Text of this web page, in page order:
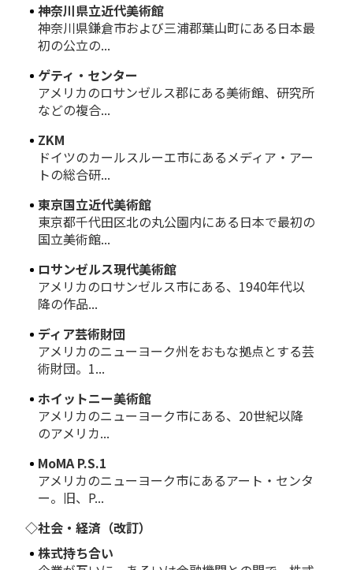
神奈川県立近代美術館
神奈川県鎌倉市および三浦郡葉山町にある日本最
初の公立の...
ゲティ・センター
アメリカのロサンゼルス郡にある美術館、研究所
などの複合...
ZKM
ドイツのカールスルーエ市にあるメディア・アー
トの総合研...
東京国立近代美術館
東京都千代田区北の丸公園内にある日本で最初の
国立美術館...
ロサンゼルス現代美術館
アメリカのロサンゼルス市にある、1940年代以
降の作品...
ディア芸術財団
アメリカのニューヨーク州をおもな拠点とする芸
術財団。1...
ホイットニー美術館
アメリカのニューヨーク市にある、20世紀以降
のアメリカ...
MoMA P.S.1
アメリカのニューヨーク市にあるアート・センタ
ー。旧、P...
◇社会・経済（改訂）
株式持ち合い